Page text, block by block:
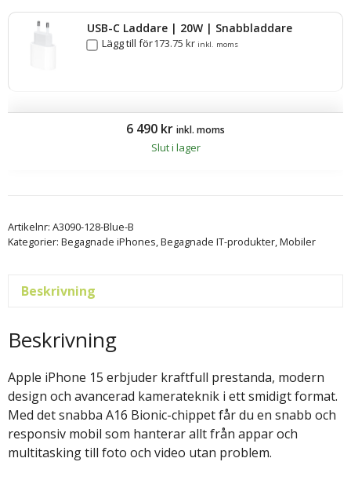
USB-C Laddare | 20W | Snabbladdare
Lägg till för173.75kr inkl. moms
6 490 kr inkl. moms
Slut i lager
Artikelnr: A3090-128-Blue-B
Kategorier: Begagnade iPhones,Begagnade IT-produkter,Mobiler
Beskrivning
Beskrivning
Apple iPhone 15 erbjuder kraftfull prestanda, modern
design och avancerad kamerateknik i ett smidigt format.
Med det snabba A16 Bionic-chippet får du en snabb och
responsiv mobil som hanterar allt från appar och
multitasking till foto och video utan problem.